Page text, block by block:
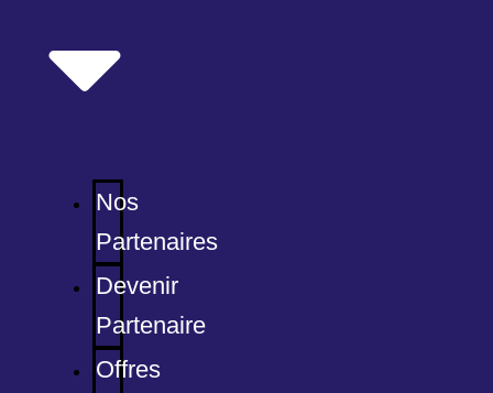
Nos
Partenaires
Devenir
Partenaire
Offres